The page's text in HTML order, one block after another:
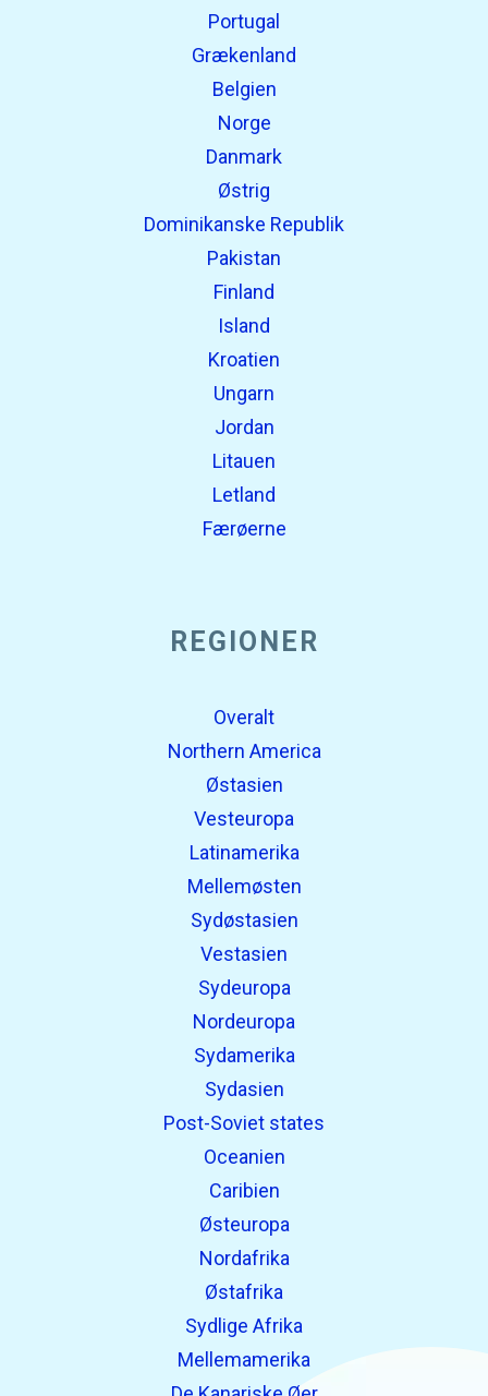
Portugal
Grækenland
Belgien
Norge
Danmark
Østrig
Dominikanske Republik
Pakistan
Finland
Island
Kroatien
Ungarn
Jordan
Litauen
Letland
Færøerne
REGIONER
Overalt
Northern America
Østasien
Vesteuropa
Latinamerika
Mellemøsten
Sydøstasien
Vestasien
Sydeuropa
Nordeuropa
Sydamerika
Sydasien
Post-Soviet states
Oceanien
Caribien
Østeuropa
Nordafrika
Østafrika
Sydlige Afrika
Mellemamerika